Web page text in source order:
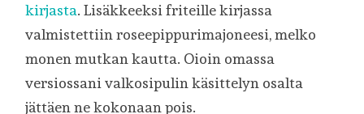
kirjasta. Lisäkkeeksi friteille kirjassa
valmistettiin roseepippurimajoneesi, melko
monen mutkan kautta. Oioin omassa
versiossani valkosipulin käsittelyn osalta
jättäen ne kokonaan pois.